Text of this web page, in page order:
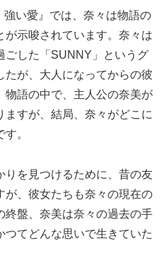
い愛』では、奈々は物語の
が示唆されています。奈々は
ごした「SUNNY」というグ
たが、大人になってからの彼
物語の中で、主人公の奈美が
すが、結局、奈々がどこに
。
りを見つけるために、昔の友
が、彼女たちも奈々の現在の
終盤、奈美は奈々の過去の手
てどんな思いで生きていた